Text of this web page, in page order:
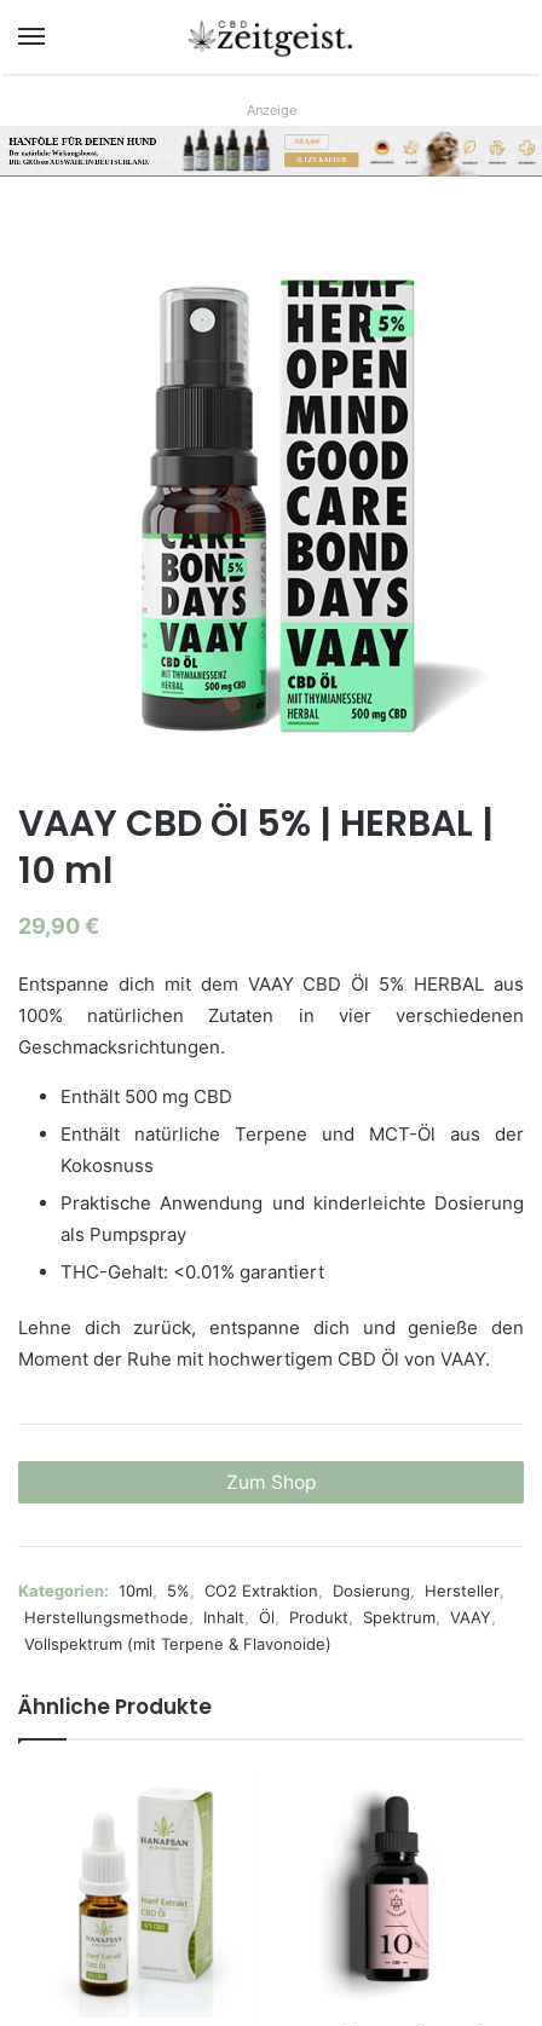
Menü
Anzeige
HANFÖLE FÜR DEINEN HUND
Der natürliche Wirkungsboost.
DIE GRÖsste AUSWAHL IN DEUTSCHLAND.
AB 9,90€
JETZT KAUFEN
www.hunreys.de
VAAY CBD Öl 5% | HERBAL |
10 ml
29,90€
Entspanne dich mit dem VAAY CBD Öl 5% HERBAL aus
100% natürlichen Zutaten in vier verschiedenen
Geschmacksrichtungen.
Enthält 500 mg CBD
Enthält natürliche Terpene und MCT-Öl aus der
Kokosnuss
Praktische Anwendung und kinderleichte Dosierung
als Pumpspray
THC-Gehalt: <0.01% garantiert
Lehne dich zurück, entspanne dich und genieße den
Moment der Ruhe mit hochwertigem CBD Öl von VAAY.
Zum Shop
Kategorien: 10ml, 5%, CO2 Extraktion, Dosierung, Hersteller,
Herstellungsmethode, Inhalt, Öl, Produkt, Spektrum, VAAY,
Vollspektrum (mit Terpene & Flavonoide)
Ähnliche Produkte